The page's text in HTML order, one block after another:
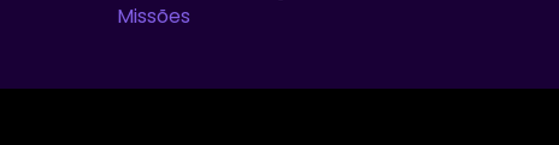
Missões